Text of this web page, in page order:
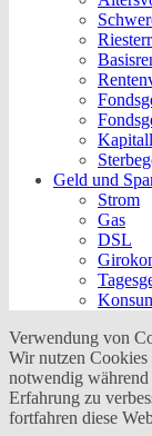
Geld und
Strom
Gas
DSL
Verwendung von
Wir nutzen Cookies
notwendig während
Erfahrung zu
fortfahren diese